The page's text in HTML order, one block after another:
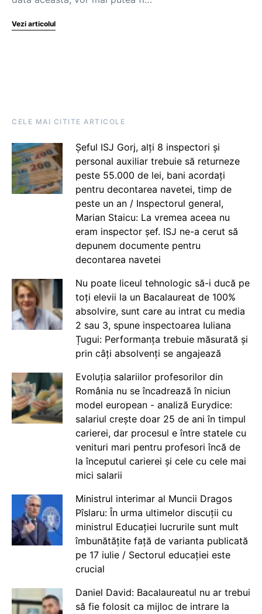
Vezi articolul
CELE MAI CITITE ARTICOLE
Șeful ISJ Gorj, alți 8 inspectori și
personal auxiliar trebuie să returneze
peste 55.000 de lei, bani acordați
pentru decontarea navetei, timp de
peste un an / Inspectorul general,
Marian Staicu: La vremea aceea nu
eram inspector șef. ISJ ne-a cerut să
depunem documente pentru
decontarea navetei
Nu poate liceul tehnologic să-i ducă pe
toți elevii la un Bacalaureat de 100%
absolvire, sunt care au intrat cu media
2 sau 3, spune inspectoarea Iuliana
Țugui: Performanța trebuie măsurată și
prin câți absolvenți se angajează
Evoluția salariilor profesorilor din
România nu se încadrează în niciun
model european - analiză Eurydice:
salariul crește doar 25 de ani în timpul
carierei, dar procesul e între statele cu
venituri mari pentru profesori încă de
la începutul carierei și cele cu cele mai
mici salarii
Ministrul interimar al Muncii Dragos
Pîslaru: În urma ultimelor discuții cu
ministrul Educației lucrurile sunt mult
îmbunătățite față de varianta publicată
pe 17 iulie / Sectorul educației este
crucial
Daniel David: Bacalaureatul nu ar trebui
să fie folosit ca mijloc de intrare la